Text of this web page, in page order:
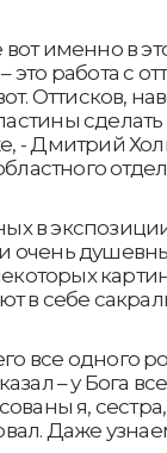
именно в
это работа с
Оттисков,
сделать
- Дмитрий
в
очень
в себе
все одного
– у Бога
я,
Даже